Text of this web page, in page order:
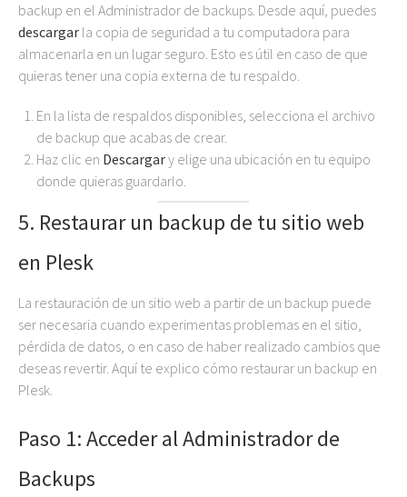
backup en el Administrador de backups. Desde aquí, puedes
descargar la copia de seguridad a tu computadora para
almacenarla en un lugar seguro. Esto es útil en caso de que
quieras tener una copia externa de tu respaldo.
En la lista de respaldos disponibles, selecciona el archivo
de backup que acabas de crear.
Haz clic en Descargary elige una ubicación en tu equipo
donde quieras guardarlo.
5. Restaurar un backup de tu sitio web
en Plesk
La restauración de un sitio web a partir de un backup puede
ser necesaria cuando experimentas problemas en el sitio,
pérdida de datos, o en caso de haber realizado cambios que
deseas revertir. Aquí te explico cómo restaurar un backup en
Plesk.
Paso 1: Acceder al Administrador de
Backups